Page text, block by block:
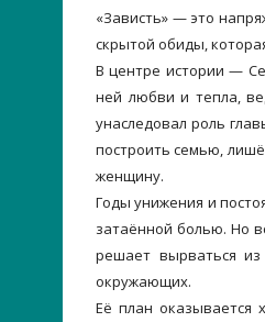
«Зависть» — это
скрытой обиды,
В центре истории —
ней любви и тепла,
унаследовал роль
построить семью,
женщину.
Годы унижения и
затаённой болью. Но
решает вырваться
окружающих.
Её план